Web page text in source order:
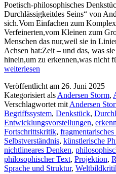
Poetisch-philosophisches
Durchlässigkeitdes Seins“ von
sich.Vom Einfachen zum
Verfeinerten,vom Kleinen zum
Menschen das nur,weil sie in
Achsen hat:Zeit – und das, was
hinein,um zu erkennen,was nicht
weiterlesen
Veröffentlicht am 26. Juni 2025
Kategorisiert als Andersen Storm,
Verschlagwortet mit Andersen
Begriffssystem, Denkstück,
Entwicklungsvorstellungen,
Fortschrittskritik,
Selbstverständnis, künstlerische
nichtlineares Denken,
philosophischer Text, Projektion,
Sprache und Struktur,